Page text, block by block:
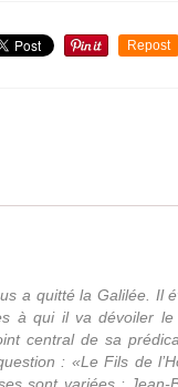
Repost
a quitté la Galilée. Il
à qui il va dévoiler
central de sa
: «Le Fils de